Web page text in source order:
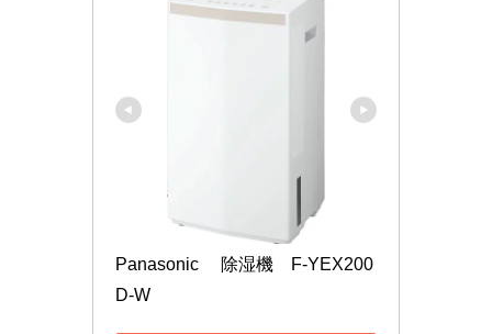
Panasonic 　除湿機　F-YEX200
D-W